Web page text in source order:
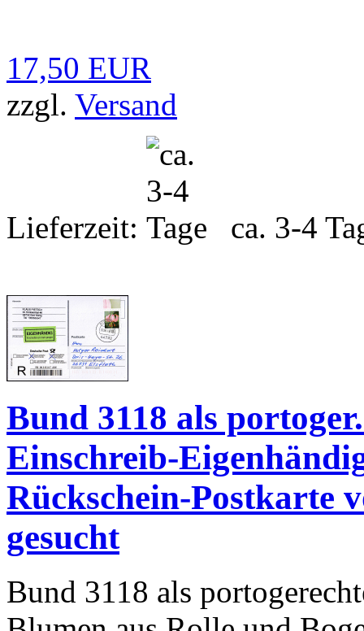
17,50 EUR
zzgl. Versand
Lieferzeit: ca. 3-4
Bund 3118 als
Einschreib-
Rückschein-Postkarte
gesucht
Bund 3118 als